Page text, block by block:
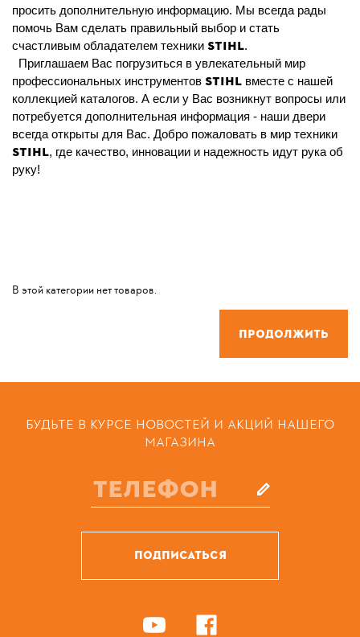
просить дополнительную информацию. Мы всегда рады
помочь Вам сделать правильный выбор и стать
счастливым обладателем техники STIHL.
Приглашаем Вас погрузиться в увлекательный мир
профессиональных инструментов STIHL вместе с нашей
коллекцией каталогов. А если у Вас возникнут вопросы или
потребуется дополнительная информация - наши двери
всегда открыты для Вас. Добро пожаловать в мир техники
STIHL, где качество, инновации и надежность идут рука об
руку!
В этой категории нет товаров.
Продолжить
БУДЬТЕ В КУРСЕ НОВОСТЕЙ И АКЦИЙ НАШЕГО
МАГАЗИНА
ПОДПИСАТЬСЯ